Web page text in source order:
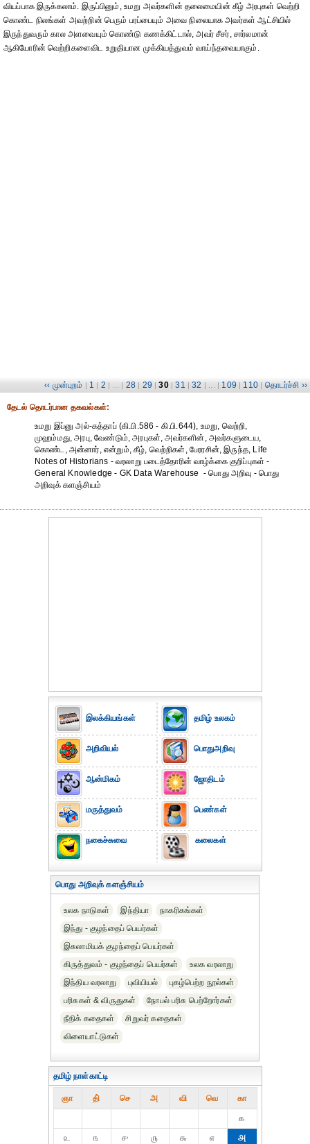
வியப்பாக இருக்கலாம். இருப்பினும், உமறு அவர்களின் தலைமையின் கீழ் அரபுகள் வெற்றி
கொண்ட நிலங்கள் அவற்றின் பெரும் பரப்பையும் அவை நிலையாக அவர்கள் ஆட்சியில்
இருந்துவரும் கால அளவையும் கொண்டு கணக்கிட்டால், அவர் சீசர், சார்லமான்
ஆகியோரின் வெற்றிகளைவிட உறுதியான முக்கியத்துவம் வாய்ந்தவையாகும்.
‹‹ முன்புறம் | 1 | 2 | ... | 28 | 29 | 30 | 31 | 32 | ... | 109 | 110 | தொடர்ச்சி ››
தேட‌ல் தொட‌ர்பான தகவ‌ல்க‌ள்:
உமறு இப்னு அல்-கத்தாப் (கி.பி.586 - கி.பி.644), உமறு, வெற்றி,
முஹம்மது, அரபு, வேண்டும், அரபுகள், அவர்களின், அவர்களுடைய,
கொண்ட, அன்னார், என்றும், கீழ், வெற்றிகள், பேரரசின், இருந்த, Life
Notes of Historians - வரலாறு படைத்தோரின் வாழ்க்கை குறிப்புகள் -
General Knowledge - GK Data Warehouse - பொது அறிவு - பொது
அறிவுக் களஞ்சியம்
இலக்கியங்கள்
அறிவியல்
ஆன்மிகம்
மருத்துவம்
நகைச்சுவை
தமிழ் உலகம்
பொதுஅறிவு
ஜோதிடம்
பெண்கள்
கலைகள்
பொது அறிவுக் களஞ்சியம்
உலக நாடுகள் இந்தியா
நாகரிகங்கள்
இந்து - குழந்தைப் பெயர்கள்
இசுலாமியக் குழந்தைப் பெயர்கள்
கிருத்துவம் - குழந்தைப் பெயர்கள்
உலக வரலாறு
இந்திய வரலாறு
புவியியல்
புகழ்பெற்ற நூல்கள்
பரிசுகள் & விருதுகள்
நோபல் பரிசு‎ பெற்றோர்‎கள்
நீதிக் கதைகள்
சிறுவர் கதைகள்
விளையாட்டுகள்
தமிழ் நாள்காட்டி
ஞா தி் செ அ வி வெ கா
௧
௨
௩ ௪ ௫ ௬ ௭ ௮